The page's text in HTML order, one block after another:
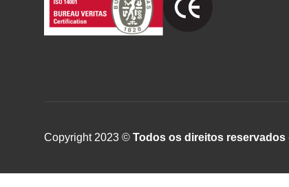
Copyright 2023 © Todos os direitos reservados